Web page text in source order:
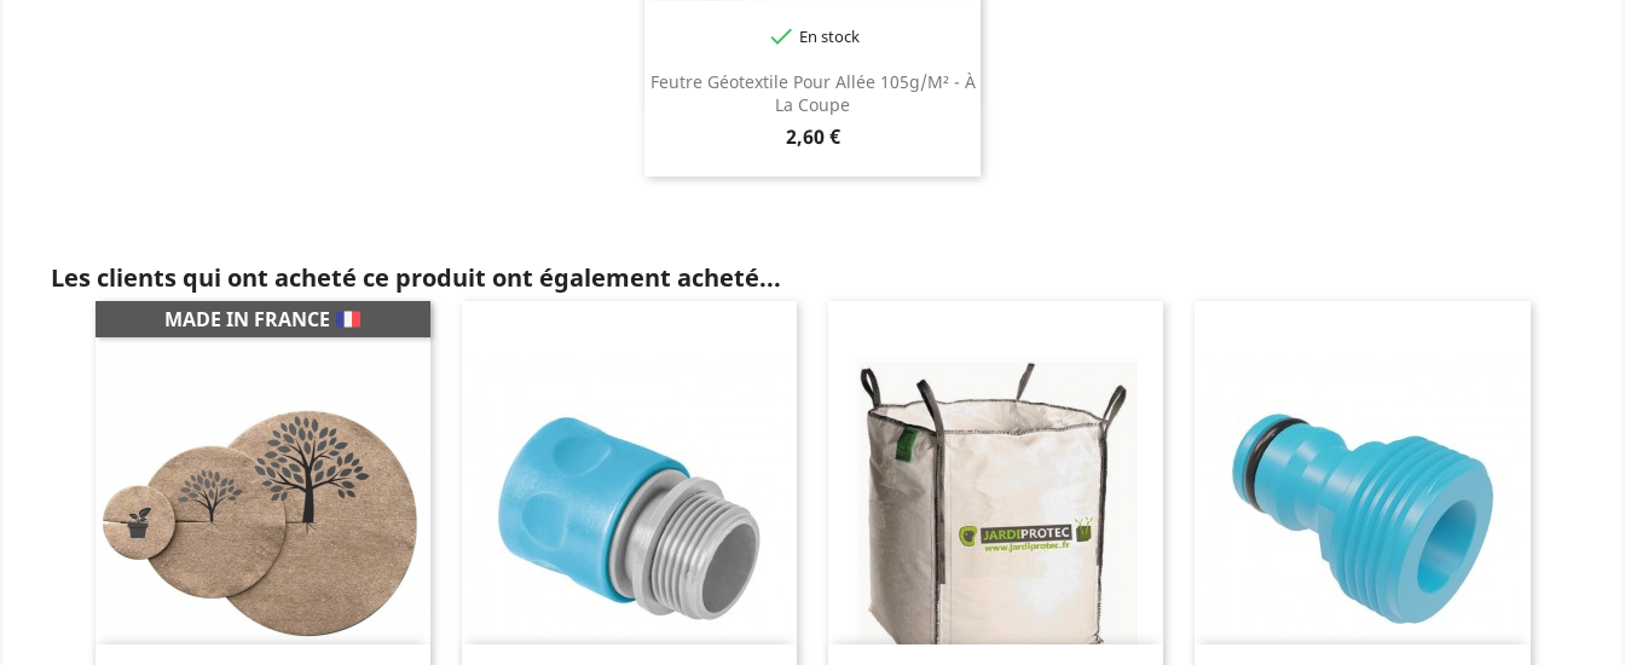
Feutre Géotextile Pour Allée 105g/m² - À
La Coupe
Prix
2,60 €
 En stock
Les clients qui ont acheté ce produit ont également acheté...
MADE IN FRANCE